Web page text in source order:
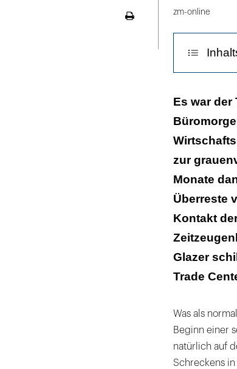
zm-online
Das
Die
Es war der
zur
Monate
Überreste
Kontakt
Glazer
Trade
Was als
Beginn einer
natürlich auf
Schreckens